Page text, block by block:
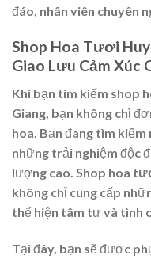
đáo, nhân viên chuyên
Shop Hoa Tươi
Giao Lưu Cảm Xúc
Khi bạn tìm kiếm shop
Giang , bạn không chỉ
hoa. Bạn đang tìm kiếm
những trải nghiệm độc
lượng cao. Shop hoa
không chỉ cung cấp
thể hiện tâm tư và tình
Tại đây, bạn sẽ được